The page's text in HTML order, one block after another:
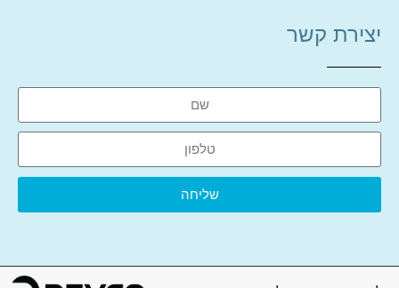
יצירת קשר
שליחה